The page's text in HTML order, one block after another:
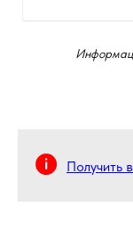
Получить